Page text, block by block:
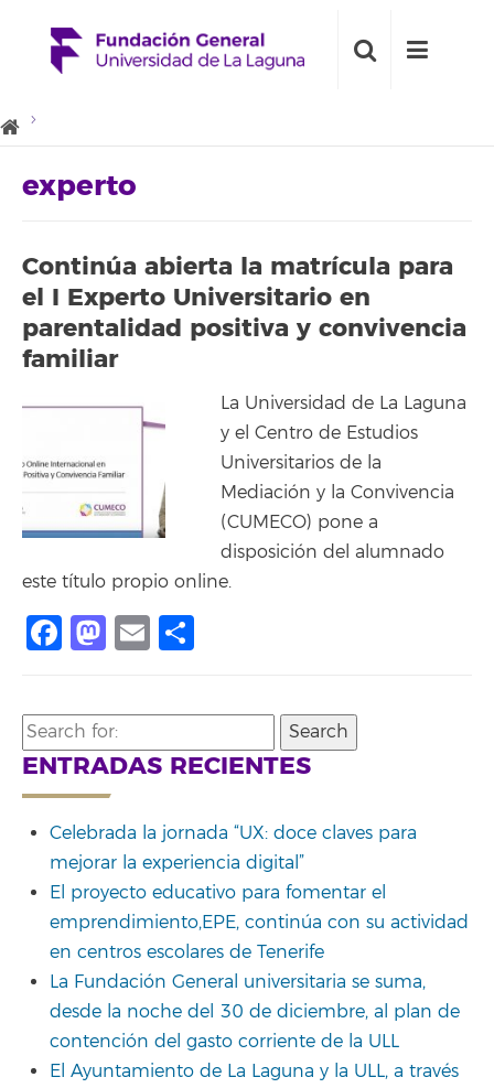
experto
Continúa abierta la matrícula para
el I Experto Universitario en
parentalidad positiva y convivencia
familiar
La Universidad de La Laguna
y el Centro de Estudios
Universitarios de la
Mediación y la Convivencia
(CUMECO) pone a
disposición del alumnado
este título propio online.
Facebook
Mastodon
Email
Search
for:
ENTRADAS RECIENTES
Celebrada la jornada “UX: doce claves para
mejorar la experiencia digital”
El proyecto educativo para fomentar el
emprendimiento,EPE, continúa con su actividad
en centros escolares de Tenerife
La Fundación General universitaria se suma,
desde la noche del 30 de diciembre, al plan de
contención del gasto corriente de la ULL
El Ayuntamiento de La Laguna y la ULL, a través